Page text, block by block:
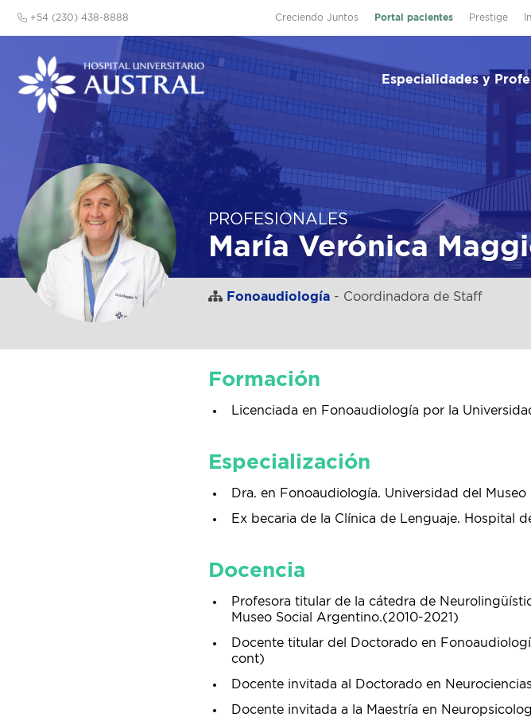
Creciendo Juntos Portal pacientes Prestige
+54 (230) 438-8888
Especialidades y
PROFESIONALES
María Verónica
Fonoaudiología - Coordinadora de Staff
Formación
Licenciada en Fonoaudiología por la
Especialización
Dra. en Fonoaudiología. Universidad del
Ex becaria de la Clínica de Lenguaje. Hospital
Docencia
Profesora titular de la cátedra de
Museo Social Argentino.(2010-2021)
Docente titular del Doctorado en
cont)
Docente invitada al Doctorado en
Docente invitada a la Maestría en